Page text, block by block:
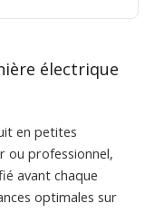
électrique
en petites
ou professionnel,
avant chaque
optimales sur